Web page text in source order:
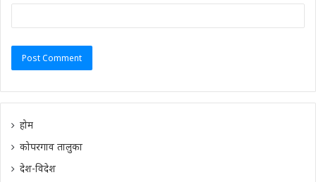
होम
कोपरगाव तालुका
देश-विदेश